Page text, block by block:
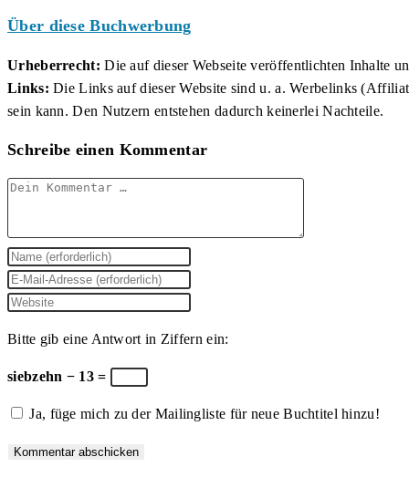
Über diese Buchwerbung
Urheberrecht: Die auf dieser Webseite veröffentlichten Inhalte
Links: Die Links auf dieser Website sind u. a. Werbelinks
sein kann. Den Nutzern entstehen dadurch keinerlei Nachteile.
Schreibe einen Kommentar
Kommentar
Gib
deinen
Namen
Benutzernamen
zum
ein
Gib
deine
Mail-
Adresse
Kommentieren
Gib
Website-
URL
(optional)
Bitte gib eine Antwort in Ziffern ein:
siebzehn − 13 =
Ja, füge mich zu der Mailingliste für neue Buchtitel hinzu!